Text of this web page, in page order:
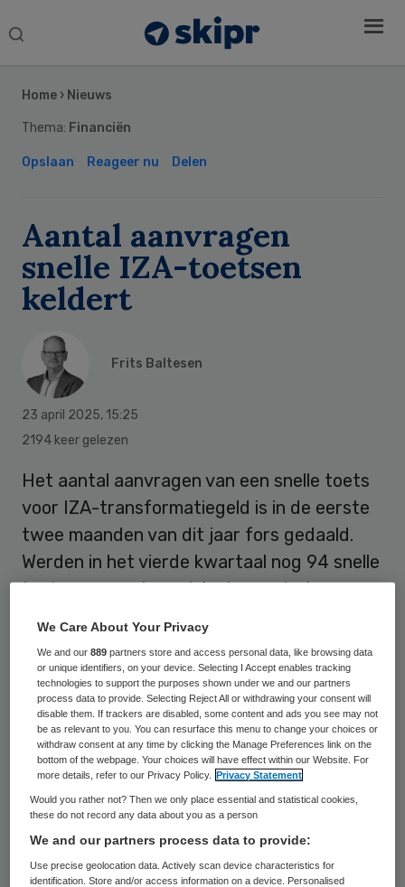
Search
Home › Nieuws
Thema: Financiën
Opslaan Reageer nu Delen
Aantal aanvragen
snelle IZA-toetsen
keldert
Frits Baltesen
23 april 2025, 15:25
2194 keer gelezen
Het aantal aanvragen van een snelle toets
voor IZA-transformatiegeld is in de eerste
twee maanden van dit jaar fors gedaald.
Werden in het vierde kwartaal nog 94 snelle
toetsen aangeleverd, in de eerste twee
24.
Dat is per maand het laagste aantal
aanvragen sinds twee jaar. Ook ten
opzichte van heel 2024 is het een afname
van ongeveer 40 procent. Werden vorig jaar
gemiddeld twintig aanvragen per maand
gedaan; in de eerste twee maanden van dit
jaar was dat gemiddeld twaalf.
Sidebar
We Care About Your Privacy
We and our889 partners store and access personal data, like browsing data
or unique identifiers, on your device. Selecting I Accept enables tracking
technologies to support the purposes shown under we and our partners
process data to provide. Selecting Reject All or withdrawing your consent will
disable them. If trackers are disabled, some content and ads you see may not
be as relevant to you. You can resurface this menu to change your choices or
withdraw consent at any time by clicking the Manage Preferences link on the
bottom of the webpage. Your choices will have effect within our Website. For
more details, refer to our Privacy Policy.
Privacy Statement
Would you rather not? Then we only place essential and statistical cookies,
these do not record any data about you as a person
We and our partners process data to provide:
Use precise geolocation data. Actively scan device characteristics for
identification. Store and/or access information on a device. Personalised